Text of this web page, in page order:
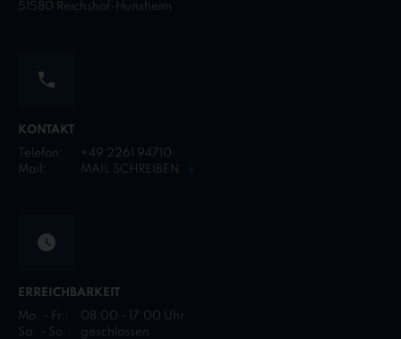
51580 Reichshof-Hunsheim
KONTAKT
Telefon:
+49 2261 94710
Mail:
MAIL SCHREIBEN
ERREICHBARKEIT
Mo. - Fr.:
08:00 - 17:00 Uhr
Sa. - So.:
geschlossen